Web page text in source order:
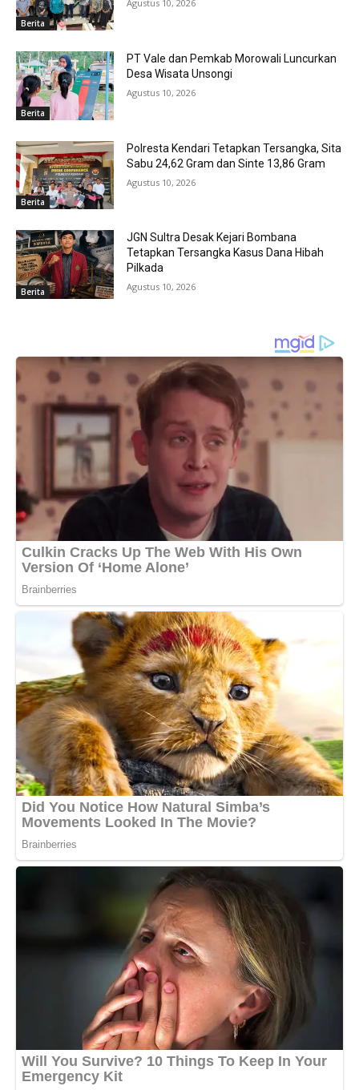
Berita
Agustus 10, 2026
Berita
PT Vale dan Pemkab Morowali Luncurkan
Desa Wisata Unsongi
Agustus 10, 2026
Berita
Polresta Kendari Tetapkan Tersangka, Sita
Sabu 24,62 Gram dan Sinte 13,86 Gram
Agustus 10, 2026
Berita
JGN Sultra Desak Kejari Bombana
Tetapkan Tersangka Kasus Dana Hibah
Pilkada
Agustus 10, 2026